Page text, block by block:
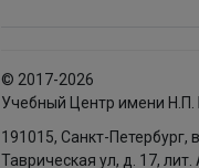
© 2017-2026
Учебный Центр имени Н.П.
191015, Санкт-Петербург,
Таврическая ул, д. 17,